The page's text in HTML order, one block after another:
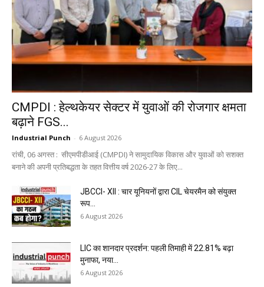
CMPDI : हेल्थकेयर सेक्टर में युवाओं की रोजगार क्षमता
बढ़ाने FGS...
Industrial Punch - 6 August 2026
रांची, 06 अगस्त : सीएमपीडीआई (CMPDI) ने सामुदायिक विकास और युवाओं को सशक्त
बनाने की अपनी प्रतिबद्धता के तहत वित्तीय वर्ष 2026-27 के लिए...
JBCCI- XII : चार यूनियनों द्वारा CIL चेयरमैन को संयुक्त
रूप...
6 August 2026
LIC का शानदार प्रदर्शन: पहली तिमाही में 22.81% बढ़ा
मुनाफा, नया...
6 August 2026